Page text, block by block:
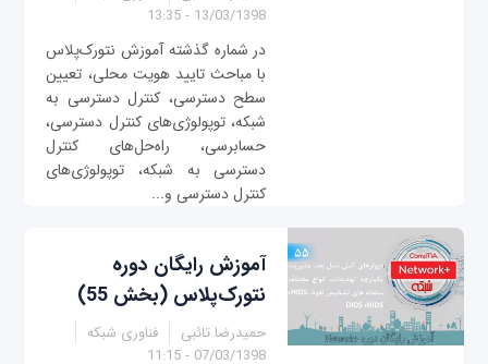
13/03/1398 - 13:35
در شماره گذشته آموزش نتورک‌پلاس
با مباحث تایید هویت محلی، تعیین
سطح دسترسی، کنترل دسترسی به
شبکه، توپولوژی‌های کنترل دسترسی،
حسابرسی، راه‌حل‌های کنترل
دسترسی به شبکه، توپولوژی‌های
کنترل دسترسی و...
آموزش رایگان دوره
نتورک‌پلاس (بخش 55)
حمیدرضا تائبی
فناوری شبکه
07/03/1398 - 11:15